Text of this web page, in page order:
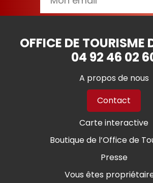
OFFICE DE TOURISME
04 92 46 02
A propos de nous
Contact
Carte interactive
Boutique de l’Office de
Presse
Vous êtes